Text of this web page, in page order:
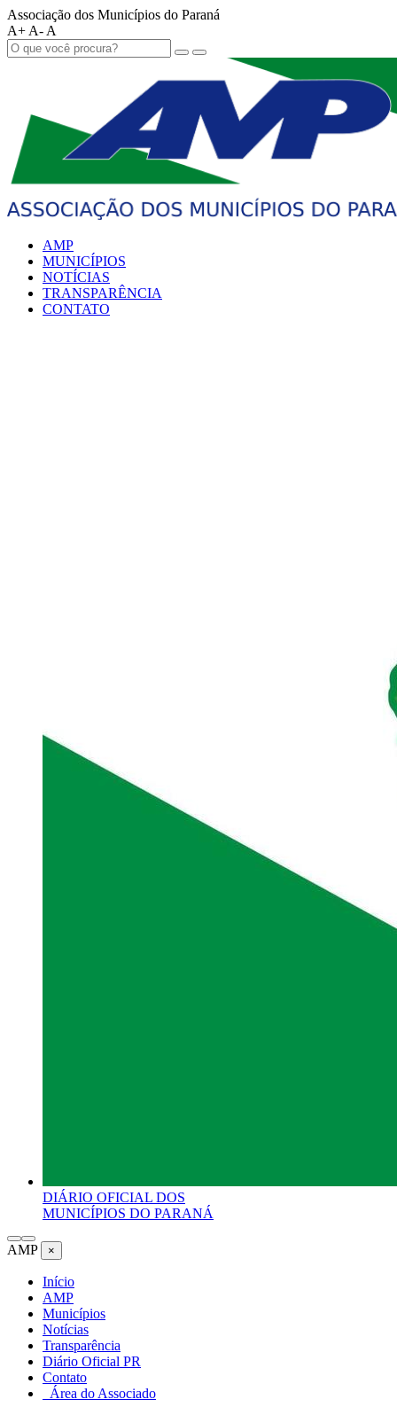
Associação dos Municípios do Paraná
A+ A- A
AMP
MUNICÍPIOS
NOTÍCIAS
TRANSPARÊNCIA
CONTATO
DIÁRIO OFICIAL DOS
MUNICÍPIOS DO PARANÁ
AMP ×
Início
AMP
Municípios
Notícias
Transparência
Diário Oficial PR
Contato
Área do Associado